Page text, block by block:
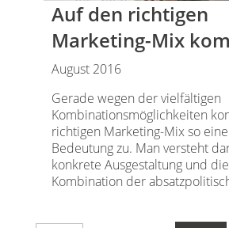
Auf den richtigen
Marketing-Mix
August 2016
Gerade wegen der vielfältigen
Kombinationsmöglichkeiten
richtigen Marketing-Mix so
Bedeutung zu. Man versteht
konkrete Ausgestaltung und
Kombination der